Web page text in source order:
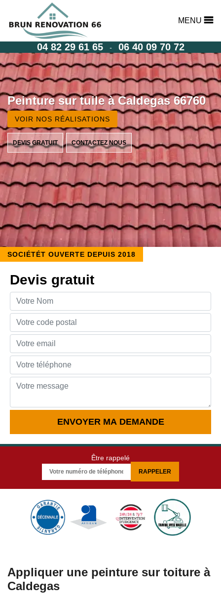
MENU
04 82 29 61 65 - 06 40 09 70 72
Peinture sur tuile à Caldegas 66760
VOIR NOS RÉALISATIONS
DEVIS GRATUIT CONTACTEZ NOUS
SOCIÉTÉT OUVERTE DEPUIS 2018
Devis gratuit
Être rappelé
Appliquer une peinture sur toiture à
Caldegas